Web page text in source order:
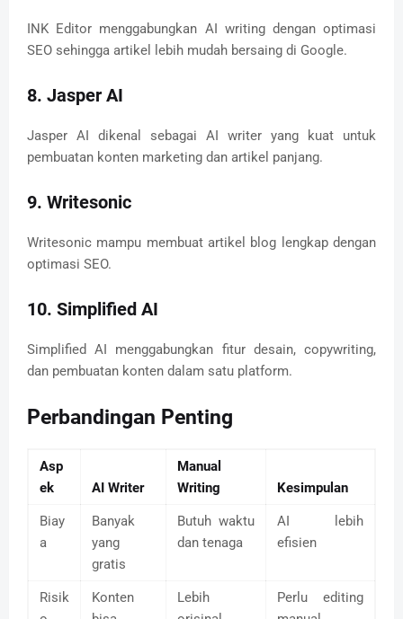
INK Editor menggabungkan AI writing dengan optimasi
SEO sehingga artikel lebih mudah bersaing di Google.
8. Jasper AI
Jasper AI dikenal sebagai AI writer yang kuat untuk
pembuatan konten marketing dan artikel panjang.
9. Writesonic
Writesonic mampu membuat artikel blog lengkap dengan
optimasi SEO.
10. Simplified AI
Simplified AI menggabungkan fitur desain, copywriting,
dan pembuatan konten dalam satu platform.
Perbandingan Penting
Asp
ek
AI Writer
Manual
Writing
Kesimpulan
Biay
a
Banyak
yang
gratis
Butuh waktu
dan tenaga
AI lebih
efisien
Risik
Konten
Lebih
Perlu editing